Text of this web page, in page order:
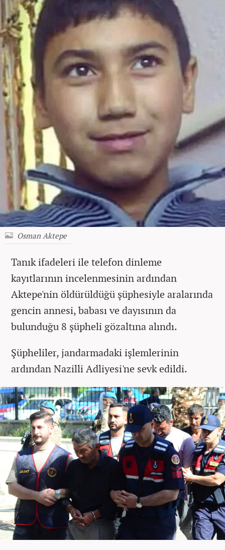
Osman Aktepe
Tanık ifadeleri ile telefon dinleme
kayıtlarının incelenmesinin ardından
Aktepe'nin öldürüldüğü şüphesiyle aralarında
gencin annesi, babası ve dayısının da
bulunduğu 8 şüpheli gözaltına alındı.
Şüpheliler, jandarmadaki işlemlerinin
ardından Nazilli Adliyesi'ne sevk edildi.